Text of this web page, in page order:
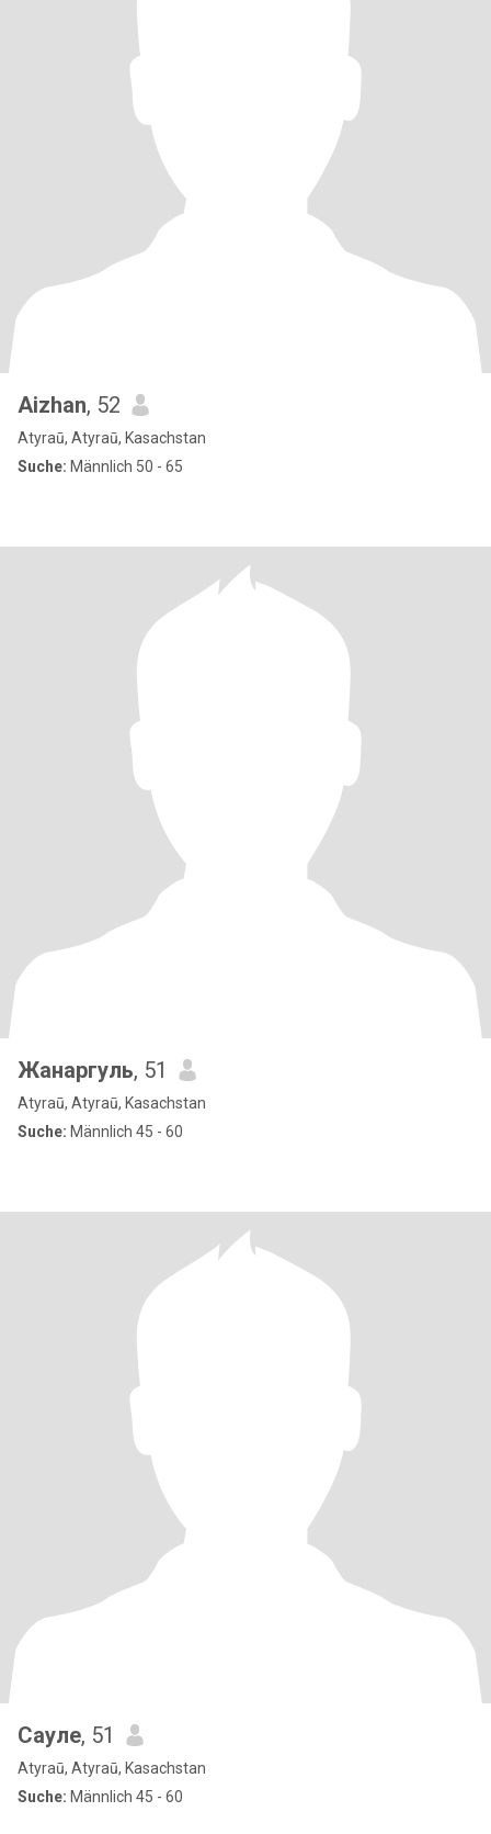
Aizhan, 52
Atyraū, Atyraū, Kasachstan
Suche: Männlich 50 - 65
Жанаргуль, 51
Atyraū, Atyraū, Kasachstan
Suche: Männlich 45 - 60
Сауле, 51
Atyraū, Atyraū, Kasachstan
Suche: Männlich 45 - 60